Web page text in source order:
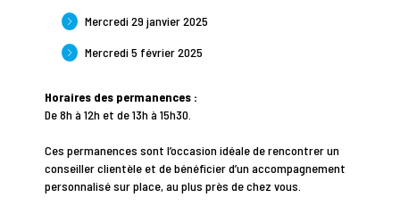
Mercredi 29 janvier 2025
Mercredi 5 février 2025
Horaires des permanences :
De 8h à 12h et de 13h à 15h30.
Ces permanences sont l’occasion idéale de rencontrer un
conseiller clientèle et de bénéficier d’un accompagnement
personnalisé sur place, au plus près de chez vous.